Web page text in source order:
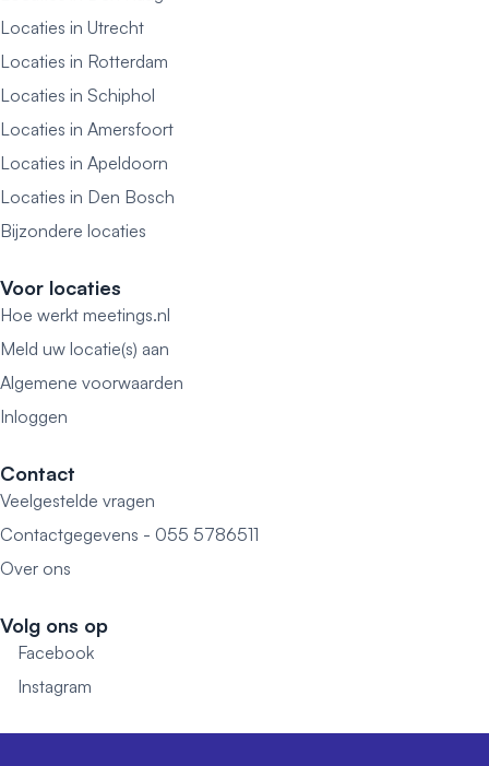
Locaties in Utrecht
Locaties in Rotterdam
Locaties in Schiphol
Locaties in Amersfoort
Locaties in Apeldoorn
Locaties in Den Bosch
Bijzondere locaties
Voor locaties
Hoe werkt meetings.nl
Meld uw locatie(s) aan
Algemene voorwaarden
Inloggen
Contact
Veelgestelde vragen
Contactgegevens - 055 5786511
Over ons
Volg ons op
Facebook
Instagram